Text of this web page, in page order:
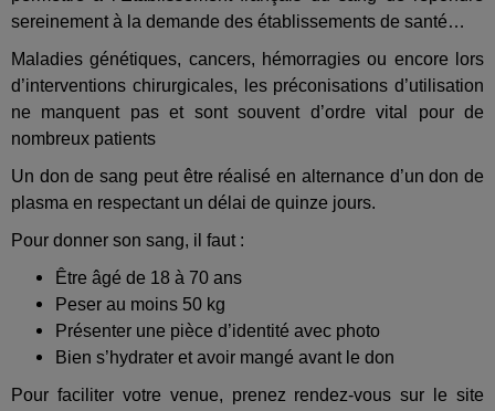
sereinement à la demande des établissements de santé…
Maladies génétiques, cancers, hémorragies ou encore lors
d’interventions chirurgicales, les préconisations d’utilisation
ne manquent pas et sont souvent d’ordre vital pour de
nombreux patients
Un don de sang peut être réalisé en alternance d’un don de
plasma en respectant un délai de quinze jours.
Pour donner son sang, il faut :
Être âgé de 18 à 70 ans
Peser au moins 50 kg
Présenter une pièce d’identité avec photo
Bien s’hydrater et avoir mangé avant le don
Pour faciliter votre venue, prenez rendez-vous sur le site